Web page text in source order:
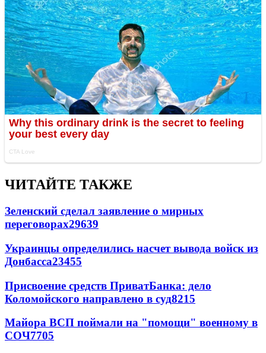
ЧИТАЙТЕ ТАКЖЕ
Зеленский сделал заявление о мирных
переговорах29639
Украинцы определились насчет вывода войск из
Донбасса23455
Присвоение средств ПриватБанка: дело
Коломойского направлено в суд8215
Майора ВСП поймали на "помощи" военному в
СОЧ7705